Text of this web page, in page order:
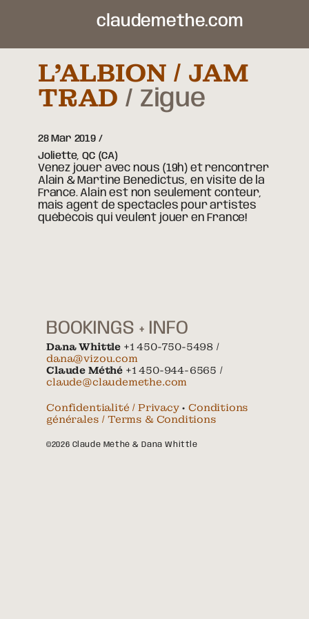
claudemethe.com
L’ALBION / JAM
TRAD Zigue
28 Mar 2019
Joliette,QC (CA)
Venez jouer avec nous (19h) et rencontrer
Alain & Martine Benedictus, en visite de la
France. Alain est non seulement conteur,
mais agent de spectacles pour artistes
québécois qui veulent jouer en France!
BOOKINGS + INFO
Dana Whittle +1 450-750-5498 /
dana@vizou.com
Claude Méthé +1 450-944-6565 /
claude@claudemethe.com
Confidentialité / Privacy•Conditions
générales / Terms & Conditions
©2026 Claude Méthé & Dana Whittle